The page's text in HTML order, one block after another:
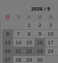
2026 / 9
日
月 火 水 木
1
2 3
6
7 8 9 10
13
14 15 16 17
20
21 22 23 24
27
28 29 30